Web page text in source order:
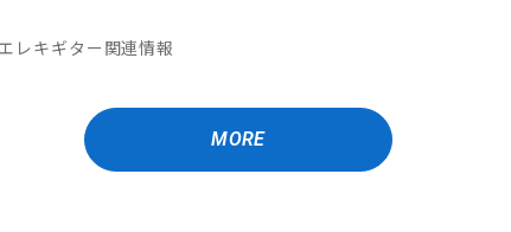
レキギター関連情報
MORE